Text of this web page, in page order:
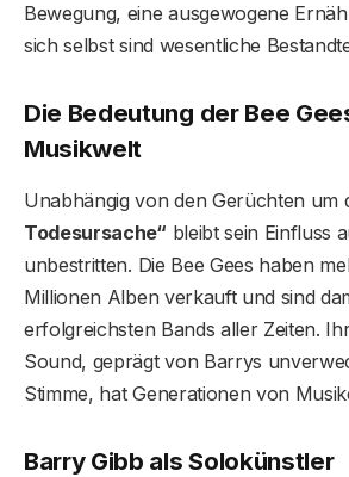
Bewegung, eine ausgewogene
sich selbst sind wesentliche
Die Bedeutung der Bee
Musikwelt
Unabhängig von den Gerüchten um
Todesursache“ bleibt sein Einfluss
unbestritten. Die Bee Gees haben
Millionen Alben verkauft und sind
erfolgreichsten Bands aller Zeiten.
Sound, geprägt von Barrys
Stimme, hat Generationen von
Barry Gibb als Solokünstler